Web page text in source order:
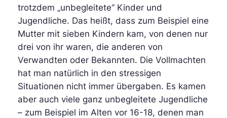
trotzdem „unbegleitete“ Kinder und
Jugendliche. Das heißt, dass zum Beispiel eine
Mutter mit sieben Kindern kam, von denen nur
drei von ihr waren, die anderen von
Verwandten oder Bekannten. Die Vollmachten
hat man natürlich in den stressigen
Situationen nicht immer übergaben. Es kamen
aber auch viele ganz unbegleitete Jugendliche
– zum Beispiel im Alten vor 16-18, denen man